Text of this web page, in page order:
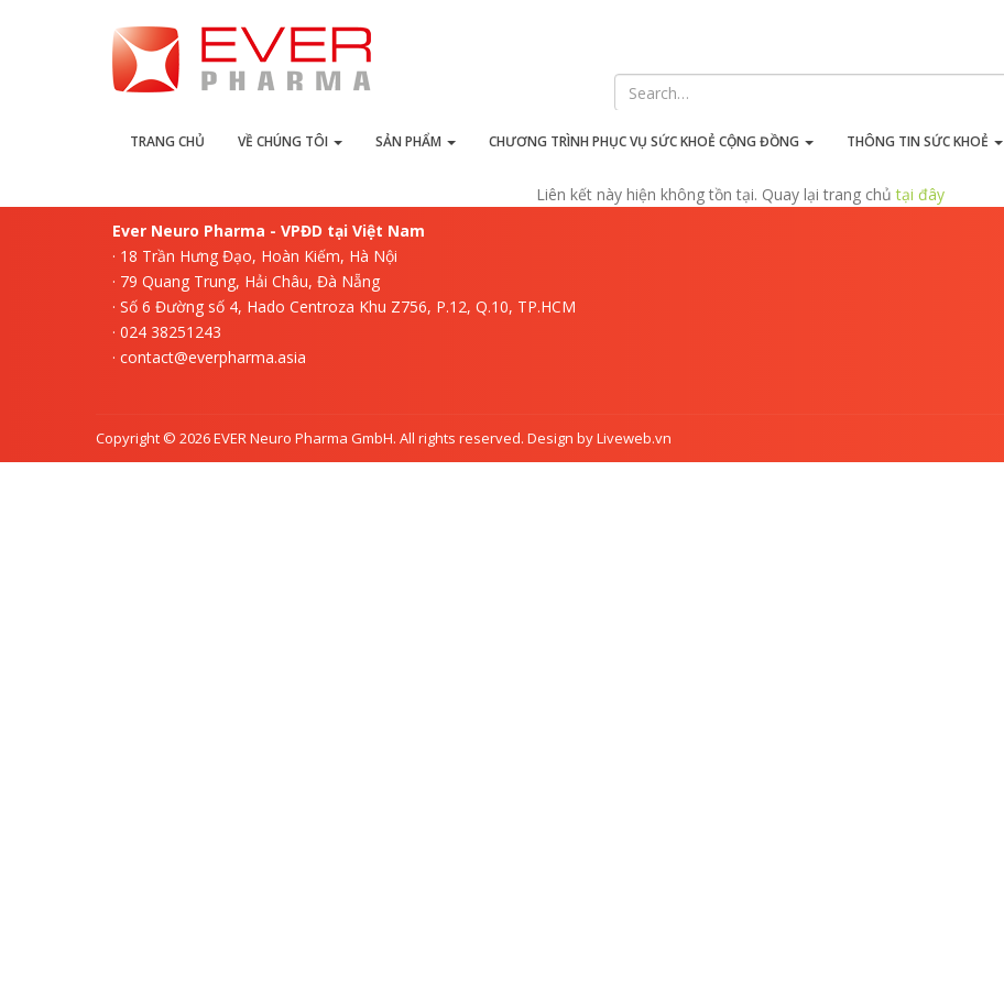
TRANG CHỦ VỀ CHÚNG TÔI SẢN PHẨM CHƯƠNG TRÌNH PHỤC VỤ SỨC KHOẺ CỘNG ĐỒNG THÔNG TIN SỨC KHOẺ
Liên kết này hiện không tồn tại
Liên kết này hiện không tồn tại. Quay lại trang chủtại đây
Ever Neuro Pharma - VPĐD tại Việt Nam
· 18 Trần Hưng Đạo, Hoàn Kiếm, Hà Nội
· 79 Quang Trung, Hải Châu, Đà Nẵng
· Số 6 Đường số 4, Hado Centroza Khu Z756, P.12, Q.10, TP.HCM
· 024 38251243
· contact@everpharma.asia
Copyright © 2026 EVER Neuro Pharma GmbH. All rights reserved. Design by Liveweb.vn